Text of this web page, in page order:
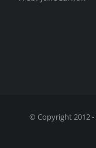
© Copyright 2012 -